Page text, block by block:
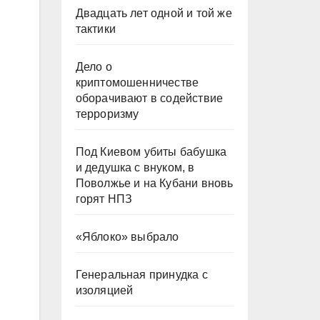
Двадцать лет одной и той же
тактики
Дело о
криптомошенничестве
оборачивают в содействие
терроризму
Под Киевом убиты бабушка
и дедушка с внуком, в
Поволжье и на Кубани вновь
горят НПЗ
«Яблоко» выбрало
Генеральная принудка с
изоляцией